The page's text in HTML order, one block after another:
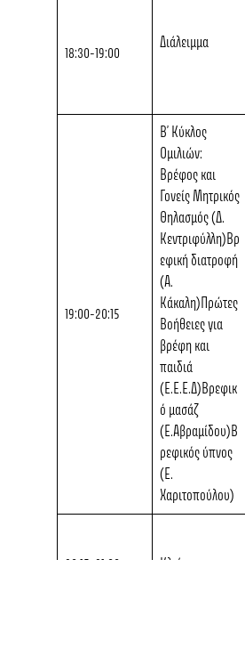
18:30-19:00
Διάλειμμα
19:00-20:15
Β’ Κύκλος
Ομιλιών:
Βρέφος και
Γονείς Μητρικός
Θηλασμός (Δ.
Κεντριφύλλη)Βρ
εφική διατροφή
(Α.
Κάκαλη)Πρώτες
Βοήθειες για
βρέφη και
παιδιά
(Ε.Ε.Ε.Δ)Βρεφικ
ό μασάζ
(Ε.Αβραμίδου)Β
ρεφικός ύπνος
(Ε.
Χαριτοπούλου)
20:15-21:00 Κλείσιμο